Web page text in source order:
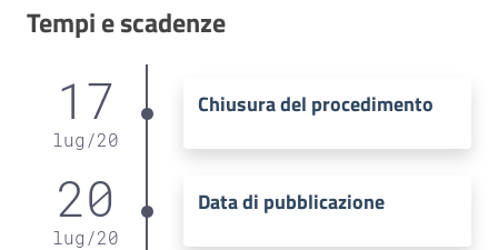
Tempi e scadenze
17
lug /20
Chiusura del procedimento
20
lug /20
Data di pubblicazione